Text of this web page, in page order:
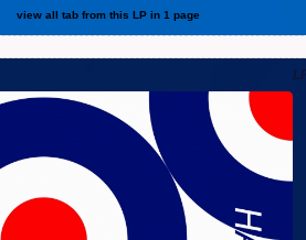
view all tab from this LP in 1 page